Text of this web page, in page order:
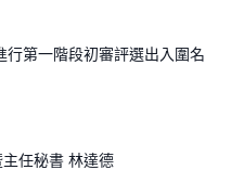
第一階段初審評選出入圍名
任秘書 林達德